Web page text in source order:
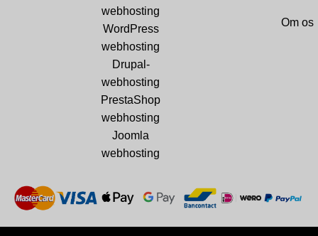
webhosting
WordPress
webhosting
Drupal-
webhosting
PrestaShop
webhosting
Joomla
webhosting
Om os